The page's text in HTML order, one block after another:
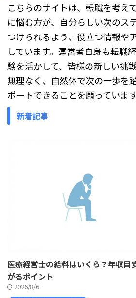
こちらのサイトは、転職を考え
に悩む方が、自分らしい次のス
つけられるよう、役立つ情報や
しています。運営者自身も転職
験を活かして、皆様の新しい挑
無理なく、自然体で次の一歩を
ポートできることを願っています
新着記事
医療経営士の給料はいくら？年収目
がるポイント
2026/8/6